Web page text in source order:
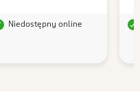
Niedostępny online